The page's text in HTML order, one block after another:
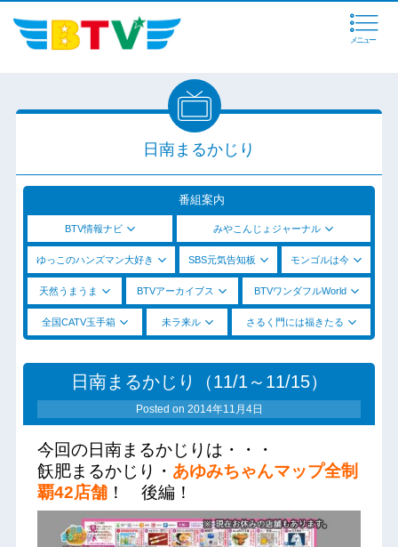
メニュー
日南まるかじり
番組案内
BTV情報ナビ みやこんじょジャーナル
ゆっこのハンズマン大好き SBS元気告知板 モンゴルは今
天然うまうま BTVアーカイブス BTVワンダフルWorld
全国CATV玉手箱 未ラ来ル さるく門には福きたる
日南まるかじり（11/1～11/15）
Posted on 2014年11月4日
今回の日南まるかじりは・・・
飫肥まるかじり・ あゆみちゃんマップ全制
覇42店舗！ 後編！